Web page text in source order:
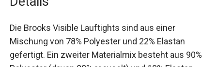
Details
Die Brooks Visible Lauftights sind aus einer
Mischung von 78% Polyester und 22% Elastan
gefertigt. Ein zweiter Materialmix besteht aus